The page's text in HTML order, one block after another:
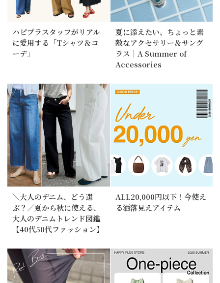
ハピプラスタッフがリアル
に愛用する「Tシャツ＆コ
ーデ」
夏に添えたい、ちょっと素
敵なアクセサリー＆サング
ラス｜A Summer of
Accessories
＼大人のデニム、どう選
ぶ？／夏から秋に使える、
大人のデニムトレンド図鑑
【40代50代ファッション】
ALL20,000円以下！今使え
る洒落見えアイテム